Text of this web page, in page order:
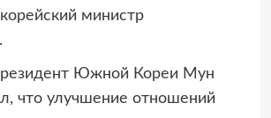
министр
Южной Кореи Мун
что улучшение отношений